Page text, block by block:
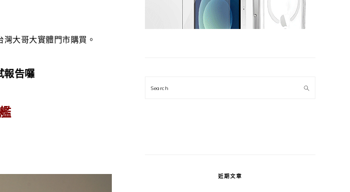
大哥大實體門市購買。
報告囉
Search
近期文章